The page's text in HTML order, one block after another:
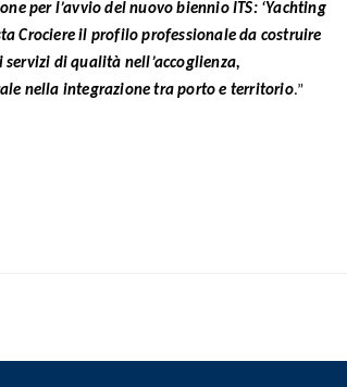
per l’avvio del nuovo biennio ITS: ‘Yachting
Crociere il profilo professionale da costruire
di qualità nell’accoglienza,
nella integrazione tra porto e territorio.”